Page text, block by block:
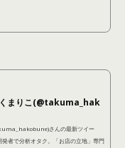
くまりこ(@takuma_hak
さんの最新ツイー
者で分析オタク。「お店の立地」専門